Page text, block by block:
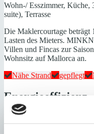
Wohn-/ Esszimmer, Küche,
suite), Terrasse
Die Maklercourtage beträgt
Lasten des Mieters.
Villen und Fincas zur
Wohnsitz auf Mallorca an.
Nähe Strand
gepflegt
Energieeffizienz
Energiezertifikat wurde
A